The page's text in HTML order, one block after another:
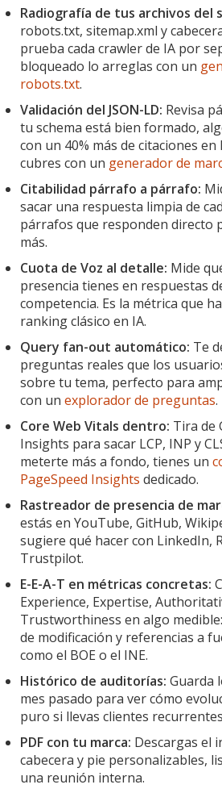
Radiografía de tus archivos del
robots.txt, sitemap.xml y
prueba cada crawler de IA por
bloqueado lo arreglas con un
robots.txt.
Validación del JSON-LD: Revisa
tu schema está bien formado,
con un 40% más de citaciones en
cubres con un generador de
Citabilidad párrafo a párrafo:
sacar una respuesta limpia de
párrafos que responden directo
más.
Cuota de Voz al detalle: Mide
presencia tienes en respuestas
competencia. Es la métrica que
ranking clásico en IA.
Query fan-out automático: Te
preguntas reales que los
sobre tu tema, perfecto para
con un explorador de preguntas.
Core Web Vitals dentro: Tira de
Insights para sacar LCP, INP y
meterte más a fondo, tienes un
PageSpeed Insights dedicado.
Rastreador de presencia de
estás en YouTube, GitHub,
sugiere qué hacer con LinkedIn,
Trustpilot.
E-E-A-T en métricas concretas:
Experience, Expertise,
Trustworthiness en algo
de modificación y referencias a
como el BOE o el INE.
Histórico de auditorías: Guarda
mes pasado para ver cómo
puro si llevas clientes
PDF con tu marca: Descargas el
cabecera y pie personalizables,
una reunión interna.